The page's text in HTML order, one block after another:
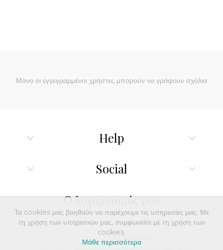
Μόνο οι εγγεγραμμένοι χρήστες μπορούν να γράψουν σχόλια
Help
Social
Ο λογαριασμός μου
Powered by nopCommerce
Τα cookies μας βοηθούν να παρέχουμε τις υπηρεσίες μας. Με
τη χρήση των υπηρεσιών μας, συμφωνείτε με τη χρήση των
cookies.
Μάθε περισσότερα